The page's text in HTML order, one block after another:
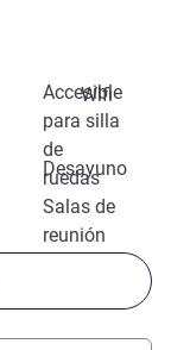
Accesible
para silla
de
ruedas
Wifi
Desayuno
Salas de
reunión